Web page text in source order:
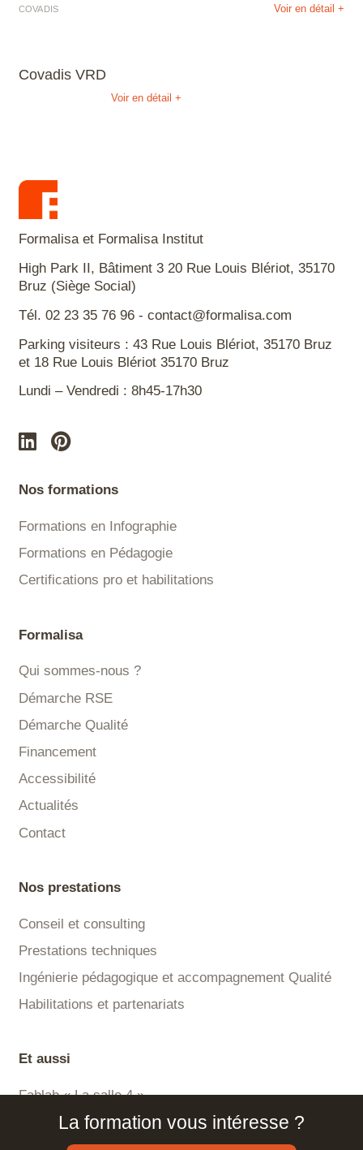
La formation vous intéresse ?
COVADIS Voir en détail +
Covadis VRD
Voir en détail +
Formalisa et Formalisa Institut
High Park II, Bâtiment 3 20 Rue Louis Blériot, 35170
Bruz (Siège Social)
Tél. 02 23 35 76 96 - contact@formalisa.com
Parking visiteurs : 43 Rue Louis Blériot, 35170 Bruz
et 18 Rue Louis Blériot 35170 Bruz
Lundi – Vendredi : 8h45-17h30
Nos formations
Formations en Infographie
Formations en Pédagogie
Certifications pro et habilitations
Formalisa
Qui sommes-nous ?
Démarche RSE
Démarche Qualité
Financement
Accessibilité
Actualités
Contact
Nos prestations
Conseil et consulting
Prestations techniques
Ingénierie pédagogique et accompagnement Qualité
Habilitations et partenariats
Et aussi
Fablab « La salle 4 »
Plateforme LMS Certisa